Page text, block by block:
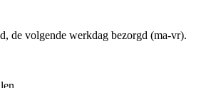
de volgende werkdag bezorgd (ma-vr).